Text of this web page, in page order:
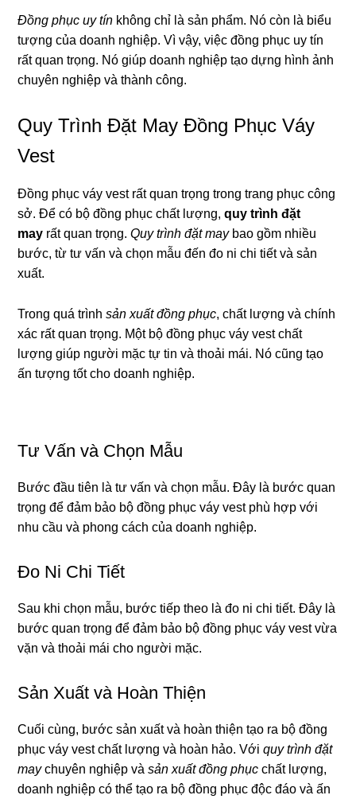
Đồng phục uy tín không chỉ là sản phẩm. Nó còn là biểu
tượng của doanh nghiệp. Vì vậy, việc đồng phục uy tín
rất quan trọng. Nó giúp doanh nghiệp tạo dựng hình ảnh
chuyên nghiệp và thành công.
Quy Trình Đặt May Đồng Phục Váy
Vest
Đồng phục váy vest rất quan trọng trong trang phục công
sở. Để có bộ đồng phục chất lượng,quy trình đặt
may rất quan trọng.Quy trình đặt maybao gồm nhiều
bước, từ tư vấn và chọn mẫu đến đo ni chi tiết và sản
xuất.
Trong quá trìnhsản xuất đồng phục, chất lượng và chính
xác rất quan trọng. Một bộ đồng phục váy vest chất
lượng giúp người mặc tự tin và thoải mái. Nó cũng tạo
ấn tượng tốt cho doanh nghiệp.
Tư Vấn và Chọn Mẫu
Bước đầu tiên là tư vấn và chọn mẫu. Đây là bước quan
trọng để đảm bảo bộ đồng phục váy vest phù hợp với
nhu cầu và phong cách của doanh nghiệp.
Đo Ni Chi Tiết
Sau khi chọn mẫu, bước tiếp theo là đo ni chi tiết. Đây là
bước quan trọng để đảm bảo bộ đồng phục váy vest vừa
vặn và thoải mái cho người mặc.
Sản Xuất và Hoàn Thiện
Cuối cùng, bước sản xuất và hoàn thiện tạo ra bộ đồng
phục váy vest chất lượng và hoàn hảo. Vớiquy trình đặt
maychuyên nghiệp vàsản xuất đồng phục chất lượng,
doanh nghiệp có thể tạo ra bộ đồng phục độc đáo và ấn